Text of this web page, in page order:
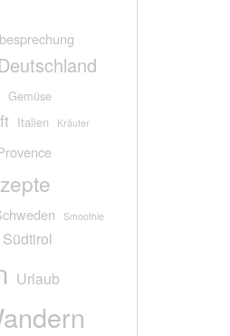
Deutschland
Gemüse
Italien Kräuter
Smoothie
Südtirol
Urlaub